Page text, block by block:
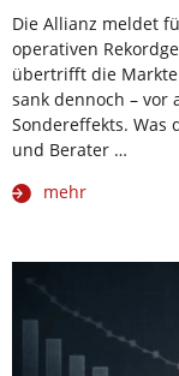
Die Allianz meldet
operativen
übertrifft die
sank dennoch – vor
Sondereffekts. Was
und Berater …
mehr